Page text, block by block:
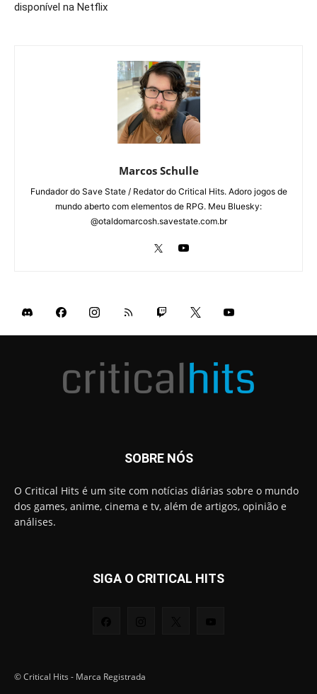
disponível na Netflix
Marcos Schulle
Fundador do Save State / Redator do Critical Hits. Adoro jogos de
mundo aberto com elementos de RPG. Meu Bluesky:
@otaldomarcosh.savestate.com.br
SOBRE NÓS
O Critical Hits é um site com notícias diárias sobre o mundo
dos games, anime, cinema e tv, além de artigos, opinião e
análises.
SIGA O CRITICAL HITS
© Critical Hits - Marca Registrada